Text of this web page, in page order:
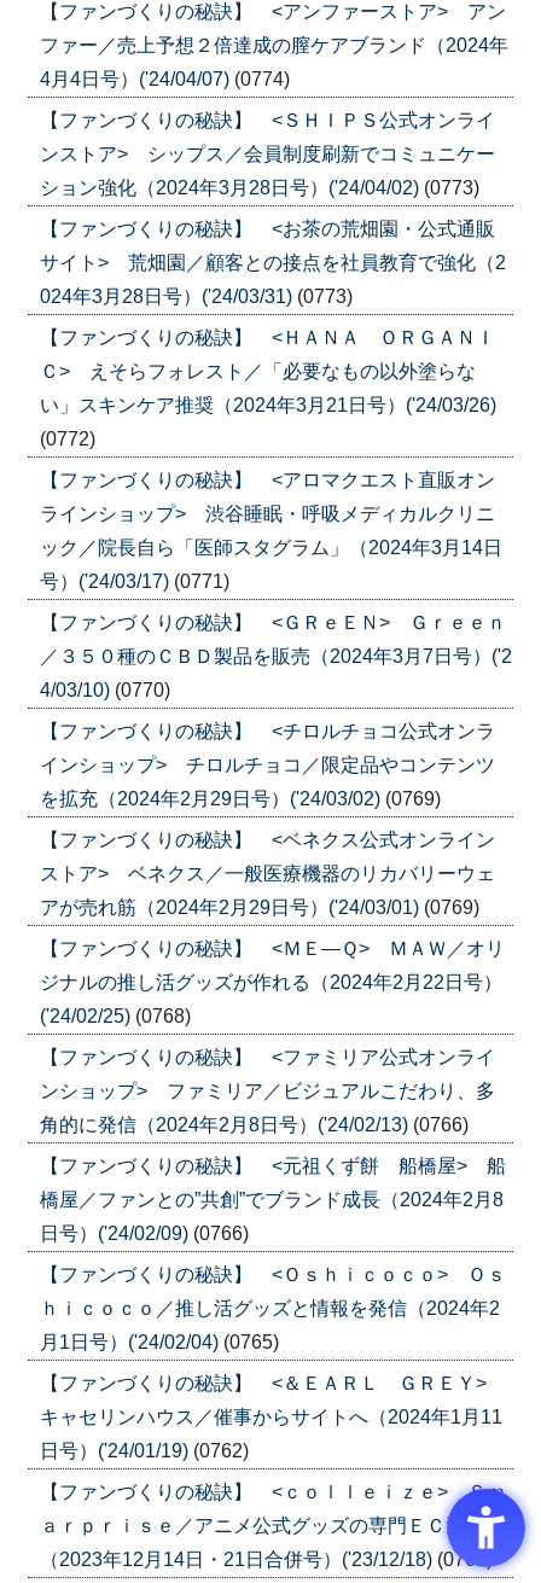
【ファンづくりの秘訣】 <アンファーストア> アン
ファー／売上予想２倍達成の膣ケアブランド（2024年
4月4日号）('24/04/07) (0774)
【ファンづくりの秘訣】 <ＳＨＩＰＳ公式オンライ
ンストア> シップス／会員制度刷新でコミュニケー
ション強化（2024年3月28日号）('24/04/02) (0773)
【ファンづくりの秘訣】 <お茶の荒畑園・公式通販
サイト> 荒畑園／顧客との接点を社員教育で強化（2
024年3月28日号）('24/03/31) (0773)
【ファンづくりの秘訣】 <ＨＡＮＡ ＯＲＧＡＮＩ
Ｃ> えそらフォレスト／「必要なもの以外塗らな
い」スキンケア推奨（2024年3月21日号）('24/03/26)
(0772)
【ファンづくりの秘訣】 <アロマクエスト直販オン
ラインショップ> 渋谷睡眠・呼吸メディカルクリニ
ック／院長自ら「医師スタグラム」（2024年3月14日
号）('24/03/17) (0771)
【ファンづくりの秘訣】 <ＧＲｅＥＮ> Ｇｒｅｅｎ
／３５０種のＣＢＤ製品を販売（2024年3月7日号）('2
4/03/10) (0770)
【ファンづくりの秘訣】 <チロルチョコ公式オンラ
インショップ> チロルチョコ／限定品やコンテンツ
を拡充（2024年2月29日号）('24/03/02) (0769)
【ファンづくりの秘訣】 <ベネクス公式オンライン
ストア> ベネクス／一般医療機器のリカバリーウェ
アが売れ筋（2024年2月29日号）('24/03/01) (0769)
【ファンづくりの秘訣】 <ＭＥ―Ｑ> ＭＡＷ／オリ
ジナルの推し活グッズが作れる（2024年2月22日号）
('24/02/25) (0768)
【ファンづくりの秘訣】 <ファミリア公式オンライ
ンショップ> ファミリア／ビジュアルこだわり、多
角的に発信（2024年2月8日号）('24/02/13) (0766)
【ファンづくりの秘訣】 <元祖くず餅 船橋屋> 船
橋屋／ファンとの”共創”でブランド成長（2024年2月8
日号）('24/02/09) (0766)
【ファンづくりの秘訣】 <Ｏｓｈｉｃｏｃｏ> Ｏｓ
ｈｉｃｏｃｏ／推し活グッズと情報を発信（2024年2
月1日号）('24/02/04) (0765)
【ファンづくりの秘訣】 <＆ＥＡＲＬ ＧＲＥＹ>
キャセリンハウス／催事からサイトへ（2024年1月11
日号）('24/01/19) (0762)
【ファンづくりの秘訣】 <ｃｏｌｌｅｉｚｅ> Ｓｍ
ａｒｐｒｉｓｅ／アニメ公式グッズの専門ＥＣ運営
（2023年12月14日・21日合併号）('23/12/18) (0761)